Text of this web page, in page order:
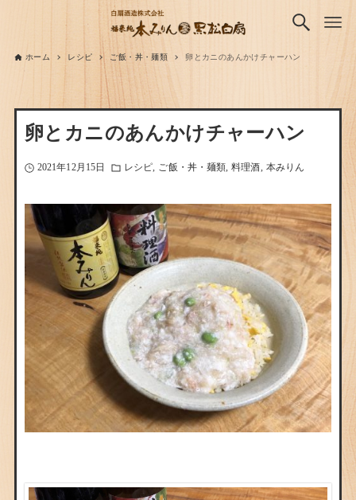
ホーム レシピ ご飯・丼・麺類 卵とカニのあんかけチャーハン
卵とカニのあんかけチャーハン
2021年12月15日 レシピ ご飯・丼・麺類 料理酒 本みりん